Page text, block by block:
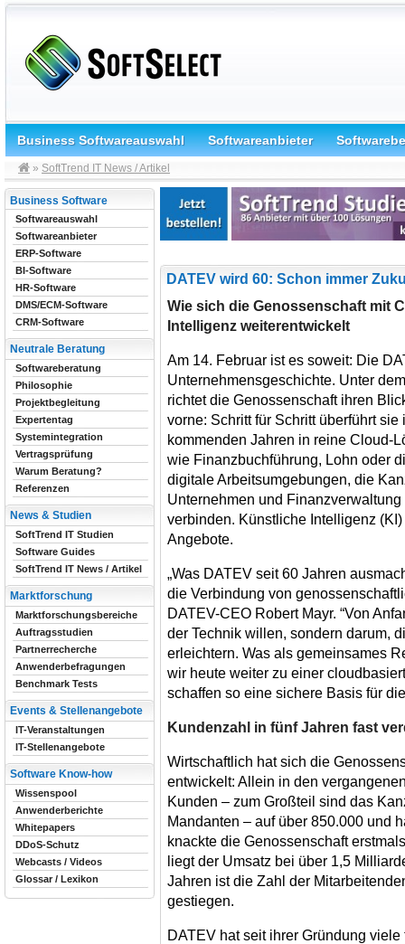
Business Softwareauswahl Softwareanbieter
» SoftTrend IT News / Artikel
DATEV wird 60: Schon immer
Wie sich die Genossenschaft mit
Intelligenz weiterentwickelt
Am 14. Februar ist es soweit: Die
Unternehmensgeschichte. Unter
richtet die Genossenschaft ihren
vorne: Schritt für Schritt überführt
kommenden Jahren in reine Cloud-
wie Finanzbuchführung, Lohn oder
digitale Arbeitsumgebungen, die
Unternehmen und
verbinden. Künstliche Intelligenz
Angebote.
„Was DATEV seit 60 Jahren
die Verbindung von
DATEV-CEO Robert Mayr. “Von
der Technik willen, sondern darum,
erleichtern. Was als gemeinsames
wir heute weiter zu einer
schaffen so eine sichere Basis für
Kundenzahl in fünf Jahren fast
Wirtschaftlich hat sich die
entwickelt: Allein in den
Kunden – zum Großteil sind das
Mandanten – auf über 850.000 und
knackte die Genossenschaft
liegt der Umsatz bei über 1,5
Jahren ist die Zahl der
gestiegen.
DATEV hat seit ihrer Gründung
Business Software
Softwareauswahl
Softwareanbieter
ERP-Software
BI-Software
HR-Software
DMS/ECM-Software
CRM-Software
Neutrale Beratung
Softwareberatung
Philosophie
Projektbegleitung
Expertentag
Systemintegration
Vertragsprüfung
Warum Beratung?
Referenzen
News & Studien
SoftTrend IT Studien
Software Guides
SoftTrend IT News / Artikel
Marktforschung
Marktforschungsbereiche
Auftragsstudien
Partnerrecherche
Anwenderbefragungen
Benchmark Tests
Events & Stellenangebote
IT-Veranstaltungen
IT-Stellenangebote
Software Know-how
Wissenspool
Anwenderberichte
Whitepapers
DDoS-Schutz
Webcasts / Videos
Glossar / Lexikon